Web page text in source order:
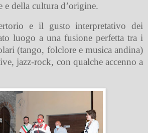
e della cultura d’origine.
e il gusto interpretativo dei
luogo a una fusione perfetta tra i
(tango, folclore e musica andina)
jazz-rock, con qualche accenno a